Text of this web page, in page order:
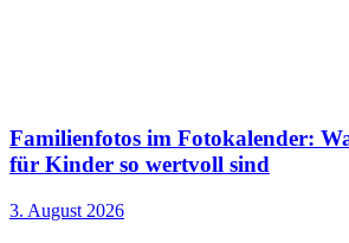
Familienfotos im Fotokalender:
für Kinder so wertvoll sind
3. August 2026